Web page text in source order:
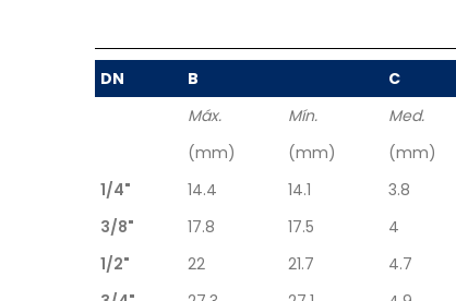
DN B C
Máx.
Mín. Med.
(mm)
(mm) (mm)
1/4"
14.4 14.1 3.8
3/8"
17.8 17.5 4
1/2"
22 21.7 4.7